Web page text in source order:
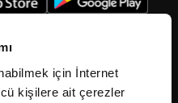
için İnternet
kişilere ait çerezler